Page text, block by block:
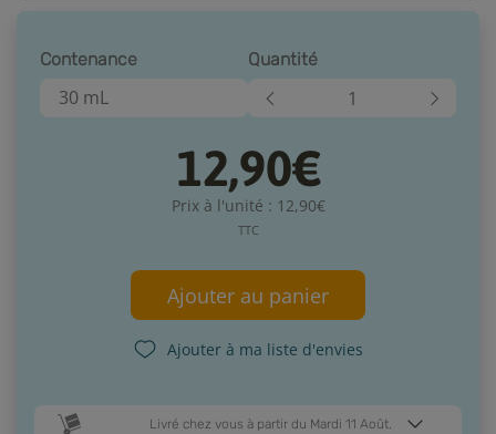
Contenance
30 mL
Quantité
12,90€
Prix à l'unité : 12,90€
TTC
Ajouter au panier
Ajouter à ma liste d'envies
Livré chez vous à partir du Mardi 11 Août.